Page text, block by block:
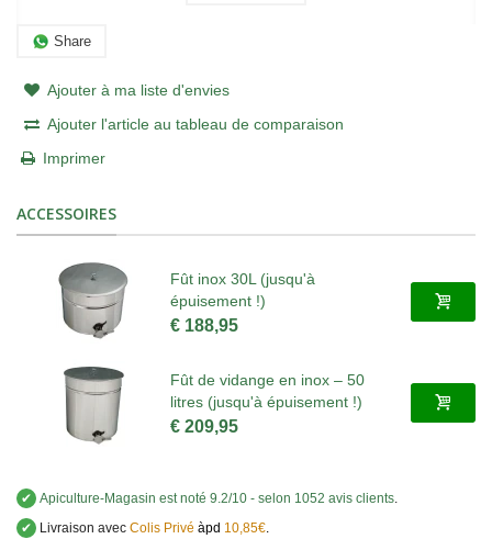
Share
Ajouter à ma liste d'envies
Ajouter l'article au tableau de comparaison
Imprimer
ACCESSOIRES
Fût inox 30L (jusqu'à
épuisement !)
€ 188,95
Fût de vidange en inox – 50
litres (jusqu'à épuisement !)
€ 209,95
✔ Apiculture-Magasin est noté 9.2/10 - selon 1052 avis clients.
✔
Livraison avec Colis Privé àpd 10,85€.